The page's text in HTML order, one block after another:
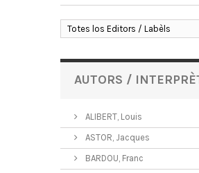
Totes los Editors / Labèls
AUTORS /
ALIBERT, Louis
ASTOR, Jacques
BARDOU, Franc